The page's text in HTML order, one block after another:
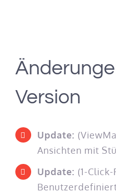
Version
Update:
Ansichten mit
Update: (1-